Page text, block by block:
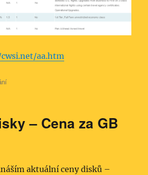
aa.htm
– Cena za GB
aktuální ceny disků –